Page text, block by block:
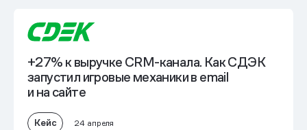
+27% к выручке CRM-канала. Как СДЭК
запустил игровые механики в email
и на сайте
Кейс 24 апреля